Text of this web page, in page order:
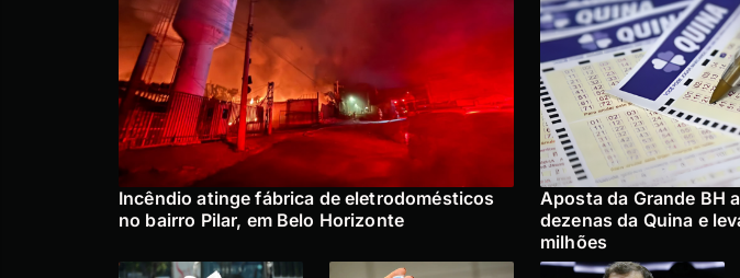
Incêndio atinge fábrica de eletrodomésticos
no bairro Pilar, em Belo Horizonte
Aposta da Grande BH
dezenas da Quina e
milhões